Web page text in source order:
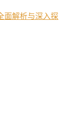
面解析与深入探